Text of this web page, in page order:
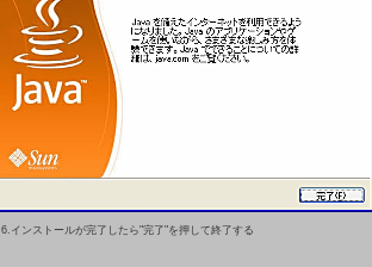
6.インストールが完了したら"完了"を押して終了する